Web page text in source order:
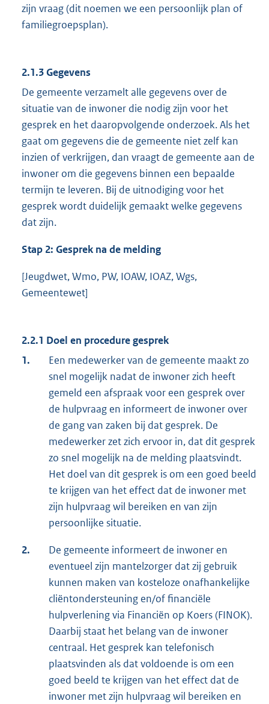
zijn vraag (dit noemen we een persoonlijk plan of
familiegroepsplan).
2.1.3 Gegevens
De gemeente verzamelt alle gegevens over de
situatie van de inwoner die nodig zijn voor het
gesprek en het daaropvolgende onderzoek. Als het
gaat om gegevens die de gemeente niet zelf kan
inzien of verkrijgen, dan vraagt de gemeente aan de
inwoner om die gegevens binnen een bepaalde
termijn te leveren. Bij de uitnodiging voor het
gesprek wordt duidelijk gemaakt welke gegevens
dat zijn.
Stap 2: Gesprek na de melding
[Jeugdwet, Wmo, PW, IOAW, IOAZ, Wgs,
Gemeentewet]
2.2.1 Doel en procedure gesprek
1.
Een medewerker van de gemeente maakt zo
snel mogelijk nadat de inwoner zich heeft
gemeld een afspraak voor een gesprek over
de hulpvraag en informeert de inwoner over
de gang van zaken bij dat gesprek. De
medewerker zet zich ervoor in, dat dit gesprek
zo snel mogelijk na de melding plaatsvindt.
Het doel van dit gesprek is om een goed beeld
te krijgen van het effect dat de inwoner met
zijn hulpvraag wil bereiken en van zijn
persoonlijke situatie.
2.
De gemeente informeert de inwoner en
eventueel zijn mantelzorger dat zij gebruik
kunnen maken van kosteloze onafhankelijke
cliëntondersteuning en/of financiële
hulpverlening via Financiën op Koers (FINOK).
Daarbij staat het belang van de inwoner
centraal. Het gesprek kan telefonisch
plaatsvinden als dat voldoende is om een
goed beeld te krijgen van het effect dat de
inwoner met zijn hulpvraag wil bereiken en